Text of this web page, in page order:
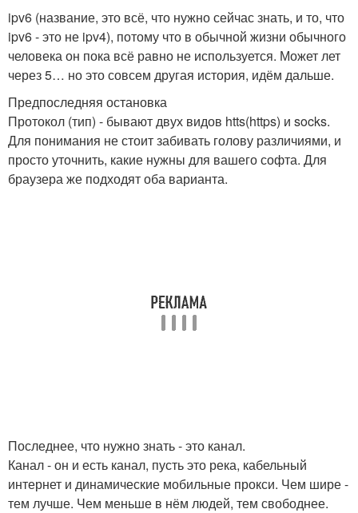
ipv6 (название, это всё, что нужно сейчас знать, и то, что
ipv6 - это не ipv4), потому что в обычной жизни обычного
человека он пока всё равно не используется. Может лет
через 5… но это совсем другая история, идём дальше.
Предпоследняя остановка
Протокол (тип) - бывают двух видов htts(https) и socks.
Для понимания не стоит забивать голову различиями, и
просто уточнить, какие нужны для вашего софта. Для
браузера же подходят оба варианта.
Последнее, что нужно знать - это канал.
Канал - он и есть канал, пусть это река, кабельный
интернет и динамические мобильные прокси. Чем шире -
тем лучше. Чем меньше в нём людей, тем свободнее.